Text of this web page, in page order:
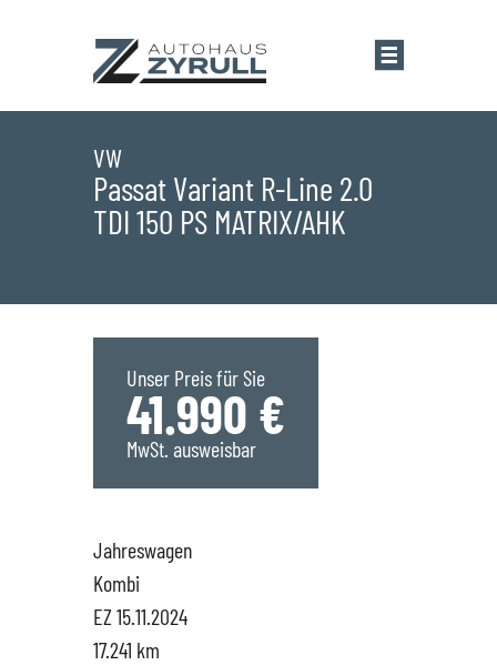
Startseite
Standorte
Saarwellingen
St. Wendel
Hüttigweiler
Marken
Übersicht
SEAT
CUPRA
Service
Gewerbekunden
Probefahrt
VW
Passat Variant R-Line 2.0
TDI 150 PS MATRIX/AHK
Unser Preis für Sie
41.990 €
MwSt. ausweisbar
Jahreswagen
Kombi
EZ 15.11.2024
17.241 km